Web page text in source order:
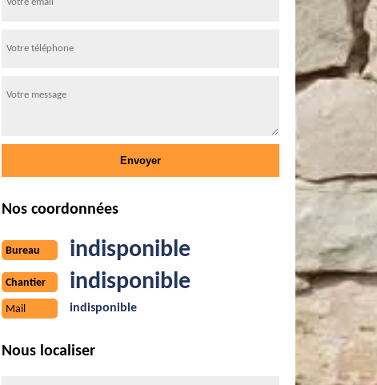
Nos coordonnées
Bureau indisponible
Chantier indisponible
Mail indisponible
Nous localiser